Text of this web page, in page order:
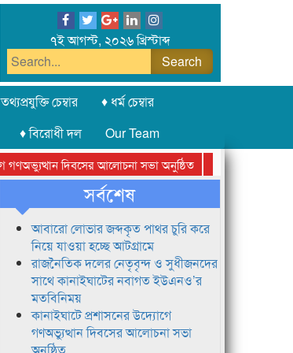
৭ই আগস্ট, ২০২৬ খ্রিস্টাব্দ
চেম্বার
♦ ধর্ম চেম্বার
♦ বিরোধী দল
Our Team
দিবসের আলোচনা সভা অনুষ্ঠিত
সিলেট অনলাইন
সর্বশেষ
আবারো লোভার জব্দকৃত পাথর চুরি করে
নিয়ে যাওয়া হচ্ছে আটগ্রামে
রাজনৈতিক দলের নেতৃবৃন্দ ও সুধীজনদের
সাথে কানাইঘাটের নবাগত ইউএনও’র
মতবিনিময়
কানাইঘাটে প্রশাসনের উদ্যোগে
গণঅভ্যুত্থান দিবসের আলোচনা সভা